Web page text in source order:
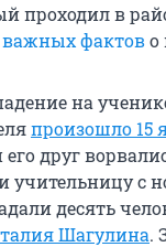
проходил в
важных фактово
на
произошло 15
его друг
учительницу с
десять
Шагулина.